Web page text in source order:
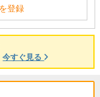
登録
今すぐ見る